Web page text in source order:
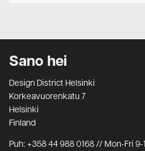
Sano hei
Design District Helsinki
Korkeavuorenkatu 7
Helsinki
Finland
Puh: +358 44 988 0168 // Mon-Fri 9-